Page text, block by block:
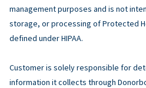
management purposes and is not
storage, or processing of Protected
defined under HIPAA.
Customer is solely responsible for
information it collects through